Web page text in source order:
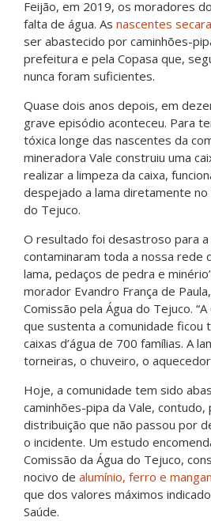
Feijão, em 2019, os moradores
falta de água. As nascentes
ser abastecido por caminhões-
prefeitura e pela Copasa que,
nunca foram suficientes.
Quase dois anos depois, em
grave episódio aconteceu. Para
tóxica longe das nascentes da
mineradora Vale construiu uma
realizar a limpeza da caixa,
despejado a lama diretamente
do Tejuco.
O resultado foi desastroso para a
contaminaram toda a nossa rede
lama, pedaços de pedra e
morador Evandro França de
Comissão pela Água do Tejuco.
que sustenta a comunidade ficou
caixas d’água de 700 famílias. A
torneiras, o chuveiro, o
Hoje, a comunidade tem sido
caminhões-pipa da Vale,
distribuição que não passou por
o incidente. Um estudo
Comissão da Água do Tejuco,
nocivo de alumínio, ferro e
que dos valores máximos
Saúde.